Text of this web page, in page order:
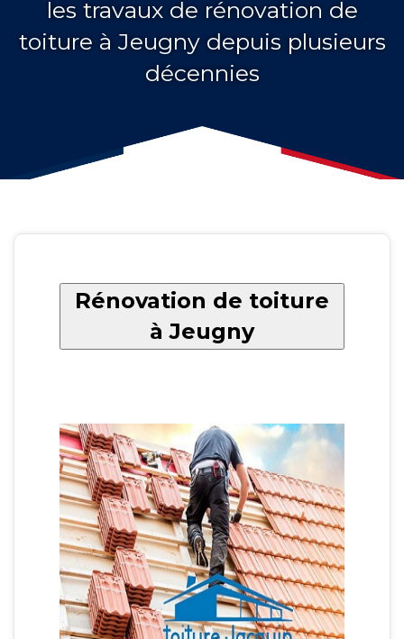
les travaux de rénovation de
toiture à Jeugny depuis plusieurs
décennies
Rénovation de toiture
à Jeugny